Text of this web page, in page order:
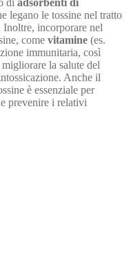
legano le tossine nel tratto
Inoltre, incorporare nel
come vitamine (es.
immunitaria, così
la salute del
Anche il
è essenziale per
prevenire i relativi